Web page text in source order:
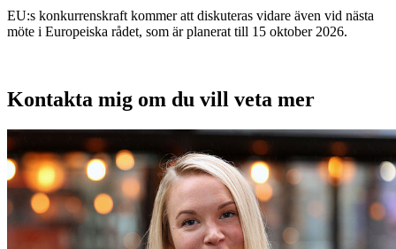
EU:s konkurrenskraft kommer att diskuteras vidare även vid nästa
möte i Europeiska rådet, som är planerat till 15 oktober 2026.
Kontakta mig om du vill veta mer